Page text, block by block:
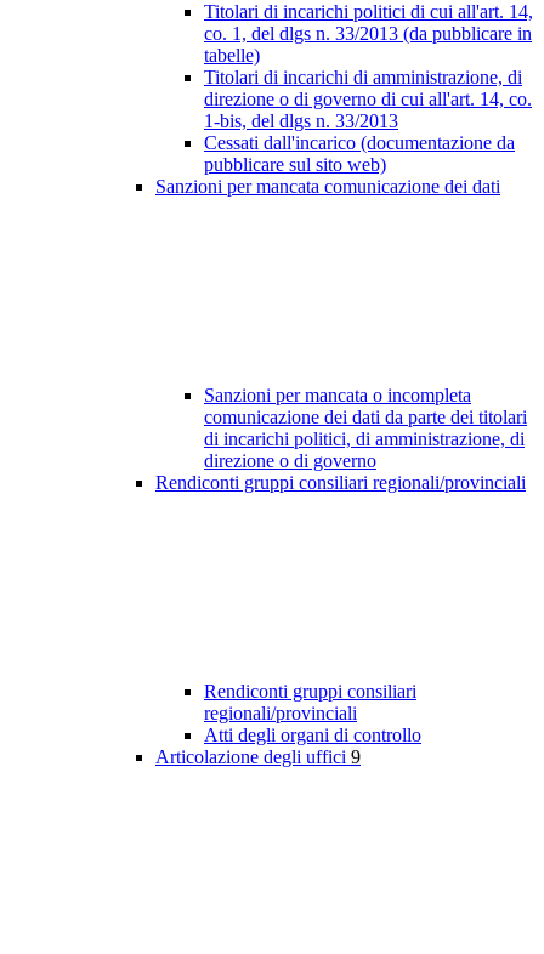
Titolari di incarichi politici di cui all'art. 14,
co. 1, del dlgs n. 33/2013 (da pubblicare in
tabelle)
Titolari di incarichi di amministrazione, di
direzione o di governo di cui all'art. 14, co.
1-bis, del dlgs n. 33/2013
Cessati dall'incarico (documentazione da
pubblicare sul sito web)
Sanzioni per mancata comunicazione dei dati
Sanzioni per mancata o incompleta
comunicazione dei dati da parte dei titolari
di incarichi politici, di amministrazione, di
direzione o di governo
Rendiconti gruppi consiliari regionali/provinciali
Rendiconti gruppi consiliari
regionali/provinciali
Atti degli organi di controllo
Articolazione degli uffici 9